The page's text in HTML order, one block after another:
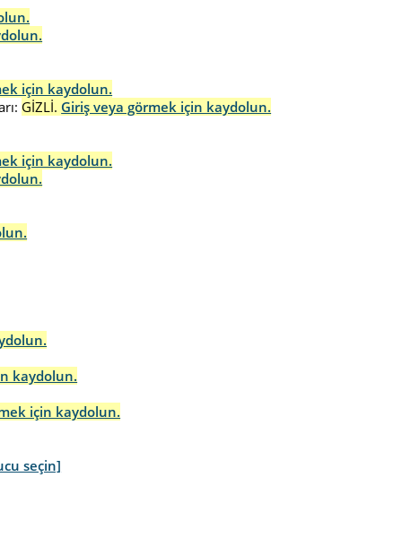
için kaydolun.
GİZLİ. Giriş veya görmek için kaydolun.
için kaydolun.
kaydolun.
için kaydolun.
seçin]